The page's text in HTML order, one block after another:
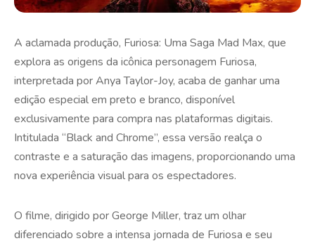
A aclamada produção, Furiosa: Uma Saga Mad Max, que
explora as origens da icônica personagem Furiosa,
interpretada por Anya Taylor-Joy, acaba de ganhar uma
edição especial em preto e branco, disponível
exclusivamente para compra nas plataformas digitais.
Intitulada “Black and Chrome”, essa versão realça o
contraste e a saturação das imagens, proporcionando uma
nova experiência visual para os espectadores.
O filme, dirigido por George Miller, traz um olhar
diferenciado sobre a intensa jornada de Furiosa e seu